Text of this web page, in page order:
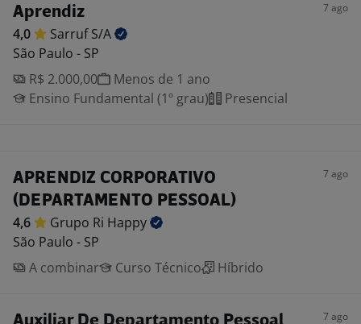
Aprendiz 7 ago
4,0 SarrufS/A
São Paulo - SP
R$ 2.000,00
Menos de 1 ano
Ensino Fundamental (1º grau)
Presencial
APRENDIZ CORPORATIVO
(DEPARTAMENTO PESSOAL)
7 ago
4,6 Grupo Ri Happy
São Paulo - SP
A combinar
Curso Técnico Híbrido
7 ago